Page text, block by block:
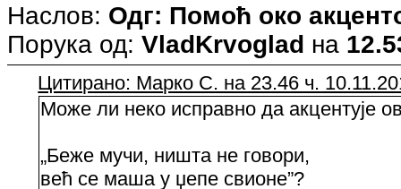
Наслов: Одг: Помоћ око
Порука од: VladKrvoglad на
Цитирано: Марко С. на 23.46 ч.
Може ли неко исправно да акцентује
„Бeже мучи, ништа не говори,
већ се маша у џепе свионе”?